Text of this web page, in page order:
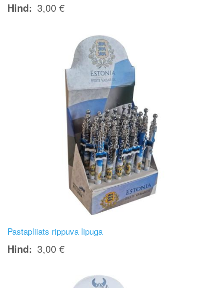
Hind 3,00 €
Pastapliiats rippuva lipuga
Hind 3,00 €